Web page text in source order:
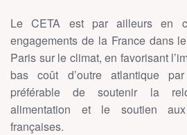
Le CETA est par ailleurs en
engagements de la France dans
Paris sur le climat, en favorisant
bas coût d’outre atlantique
préférable de soutenir la
alimentation et le soutien
françaises.